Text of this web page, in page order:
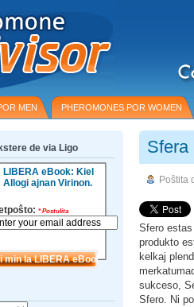
MEN PHEROMONES POR WOMEN
Sfera
Poŝtita
Sfero
produkto
kelkaj
sukceso,
Sfero. Ni
de via Ligo
LIBERA eBook: Kiel
Allogi ajnan Virinon.
*Postulita